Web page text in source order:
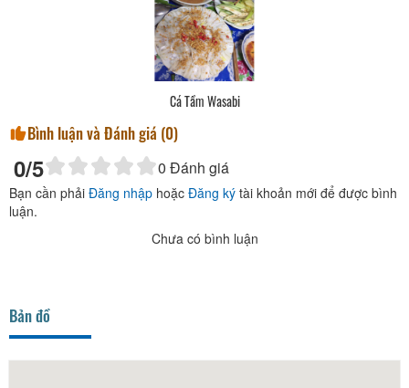
Cá Tầm Wasabi
Bình luận và Đánh giá (0)
0/5 0 Đánh giá
Bạn cần phải Đăng nhập hoặc Đăng ký tài khoản mới để được bình
luận.
Chưa có bình luận
Bản đồ